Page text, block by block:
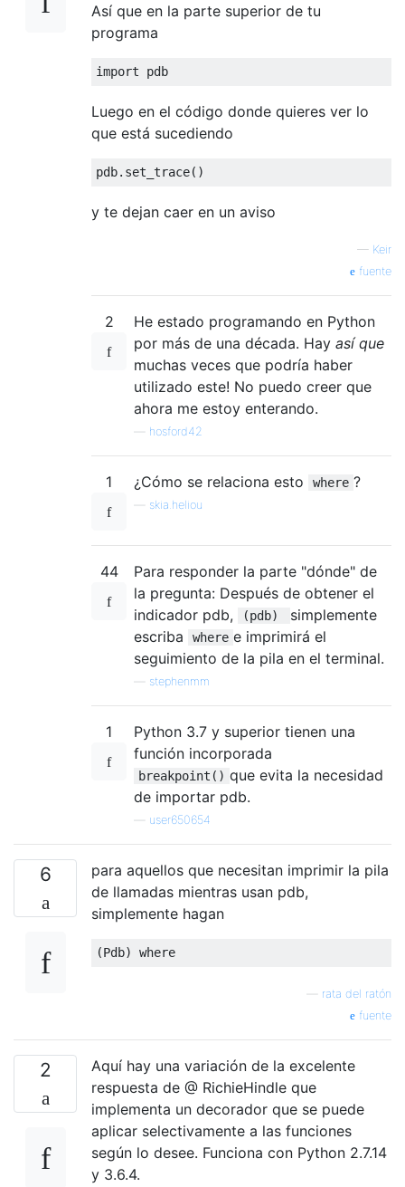
Así que en la parte superior de tu
programa
import pdb
Luego en el código donde quieres ver lo
que está sucediendo
pdb. set_trace()
y te dejan caer en un aviso
— Keir
fuente
2
He estado programando en Python
por más de una década. Hay así que
muchas veces que podría haber
utilizado este! No puedo creer que
ahora me estoy enterando.
hosford42
1 ¿Cómo se relaciona esto where ?
skia.heliou
44
Para responder la parte "dónde" de
la pregunta: Después de obtener el
indicador pdb,
(pdb)
simplemente
escriba
where e imprimirá el
seguimiento de la pila en el terminal.
stephenmm
1
Python 3.7 y superior tienen una
función incorporada
breakpoint() que evita la necesidad
de importar pdb.
user650654
6
para aquellos que necesitan imprimir la pila
de llamadas mientras usan pdb,
simplemente hagan
(Pdb) where
rata del ratón
fuente
2
Aquí hay una variación de la excelente
respuesta de @ RichieHindle que
implementa un decorador que se puede
aplicar selectivamente a las funciones
según lo desee. Funciona con Python 2.7.14
y 3.6.4.